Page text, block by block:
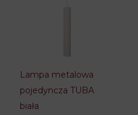
Lampa metalowa
pojedyncza TUBA
biała